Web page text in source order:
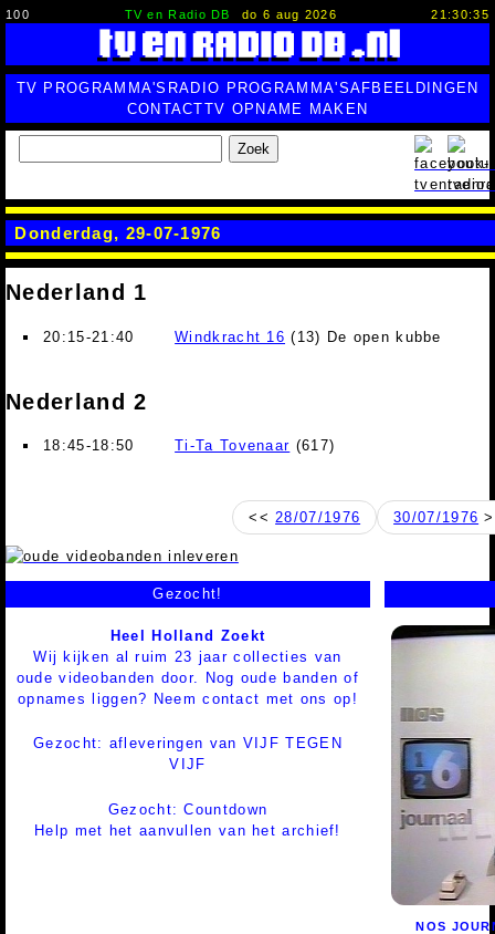
100 TV en Radio DB do 6 aug 2026 21:30:36
TV PROGRAMMA'S RADIO PROGRAMMA'SAFBEELDINGEN
CONTACTTV OPNAME MAKEN
Zoek
Donderdag, 29-07-1976
Nederland 1
20:15-21:40 Windkracht 16 (13) De open kubbe
Nederland 2
18:45-18:50 Ti-Ta Tovenaar (617)
<< 28/07/1976 30/07/1976
Gezocht!
Heel Holland Zoekt
Wij kijken al ruim 23 jaar collecties van
oude videobanden door. Nog oude banden of
opnames liggen? Neem contact met ons op!
Gezocht: afleveringen van VIJF TEGEN
VIJF
Gezocht: Countdown
Help met het aanvullen van het archief!
NOS